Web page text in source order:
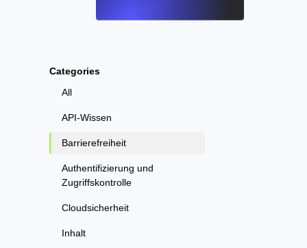
Categories
All
API-Wissen
Barrierefreiheit
Authentifizierung und
Zugriffskontrolle
Cloudsicherheit
Inhalt